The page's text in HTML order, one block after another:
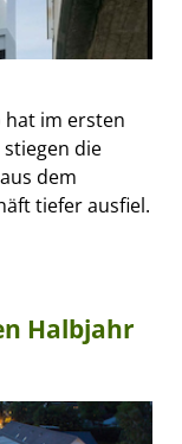
hat im ersten
die
dem
tiefer ausfiel.
Halbjahr